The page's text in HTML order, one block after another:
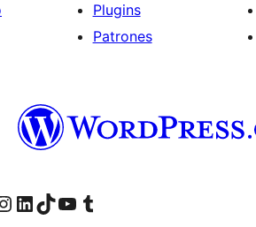
Plugins
Patrones
account
página de Facebook
nuestra cuenta de Instagram
Visita nuestra cuenta de LinkedIn
Visit our TikTok account
Visita nuestro canal de YouTube
Visit our Tumblr account